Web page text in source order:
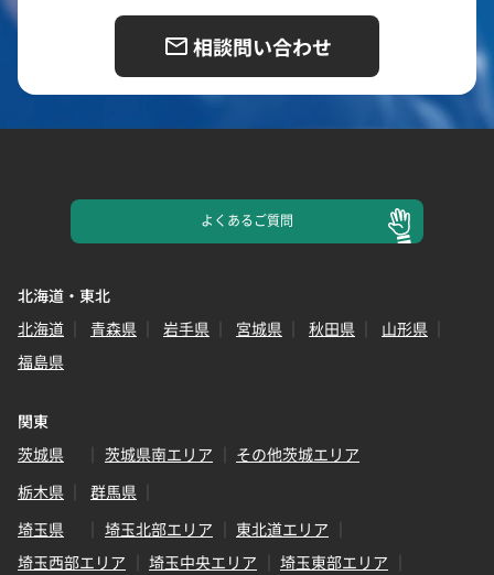
相談問い合わせ
よくあるご質問
北海道・東北
北海道
青森県 岩手県 宮城県 秋田県
山形県
福島県
関東
茨城県
茨城県南エリア
その他茨城エリア
栃木県
群馬県
埼玉県
埼玉北部エリア
東北道エリア
埼玉西部エリア
埼玉中央エリア
埼玉東部エリア